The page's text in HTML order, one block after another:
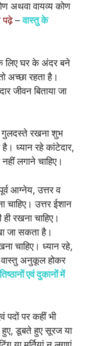
अथवा वायव्य कोण
–वास्तु के
लिए घर के अंदर बने
अच्छा रहता है।
जीवन बिताया जा
रखना शुभ
ध्यान रहे कांटेदार,
लगाने चाहिए।
आग्नेय, उत्तर व
चाहिए। उत्तर ईशान
रखना चाहिए।
जा सकता है।
चाहिए। ध्यान रहे,
वास्तु अनुकूल होकर
एवं दुकानों में
पदों पर कहीं भी
हुए, डूबते हुए सूरज या